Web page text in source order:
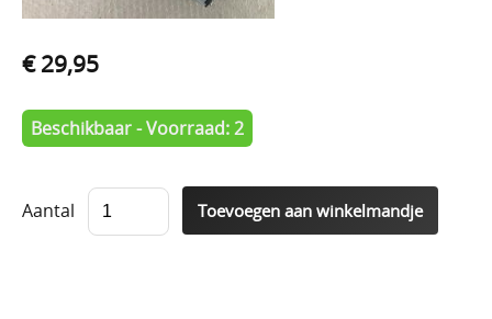
€ 29,95
Beschikbaar - Voorraad: 2
Aantal